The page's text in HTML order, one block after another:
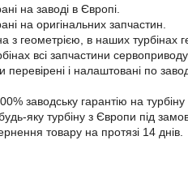
на заводі в Європі.
на оригінальних запчастин.
з геометрією, в наших турбінах
всі запчастини
перевірені і налаштовані по
заводську гарантію на
яку турбіну з Європи під
товару на протязі 14 днів.